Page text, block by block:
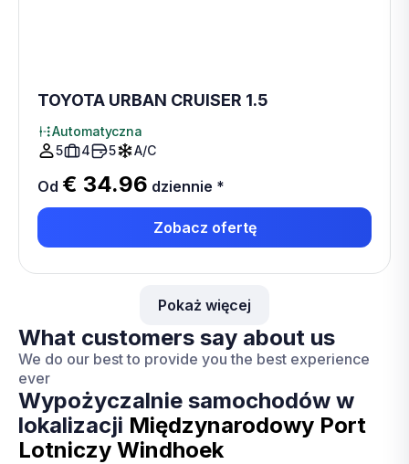
TOYOTA URBAN CRUISER 1.5
Automatyczna
5
4 5 A/C
Od € 34.96 dziennie *
Zobacz ofertę
Pokaż więcej
What customers say about us
We do our best to provide you the best experience
ever
Wypożyczalnie samochodów w
lokalizacji Międzynarodowy Port
Lotniczy Windhoek